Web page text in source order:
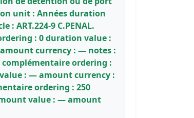
unit : Années duration
ART.224-9 C.PENAL.
: 0 duration value :
currency : — notes :
complémentaire ordering :
: — amount currency :
ordering : 250
value : — amount